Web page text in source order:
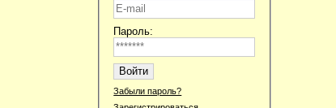
Пароль:
Забыли пароль?